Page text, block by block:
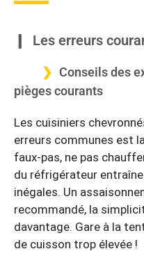
Les erreurs
Conseils des
pièges courants
Les cuisiniers
erreurs communes est
faux-pas, ne pas
du réfrigérateur
inégales. Un
recommandé, la
davantage. Gare à la
de cuisson trop élevée !